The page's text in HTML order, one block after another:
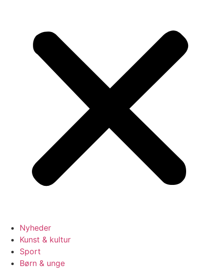
Nyheder
Kunst & kultur
Sport
Børn & unge